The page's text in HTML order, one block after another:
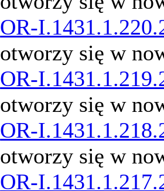
OR-
otworzy się w
OR-
otworzy się w
OR-
otworzy się w
OR-